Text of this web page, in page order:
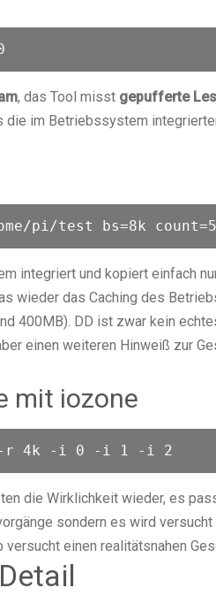
, das Tool misst gepufferte
im Betriebssystem
pi/test bs=8k
integriert und kopiert einfach
wieder das Caching des
400MB). DD ist zwar kein
einen weiteren Hinweiß zur
mit iozone
-r 4k -i 0 -i 1 -i 2
die Wirklichkeit wieder, es
sondern es wird
einen realitätsnahen